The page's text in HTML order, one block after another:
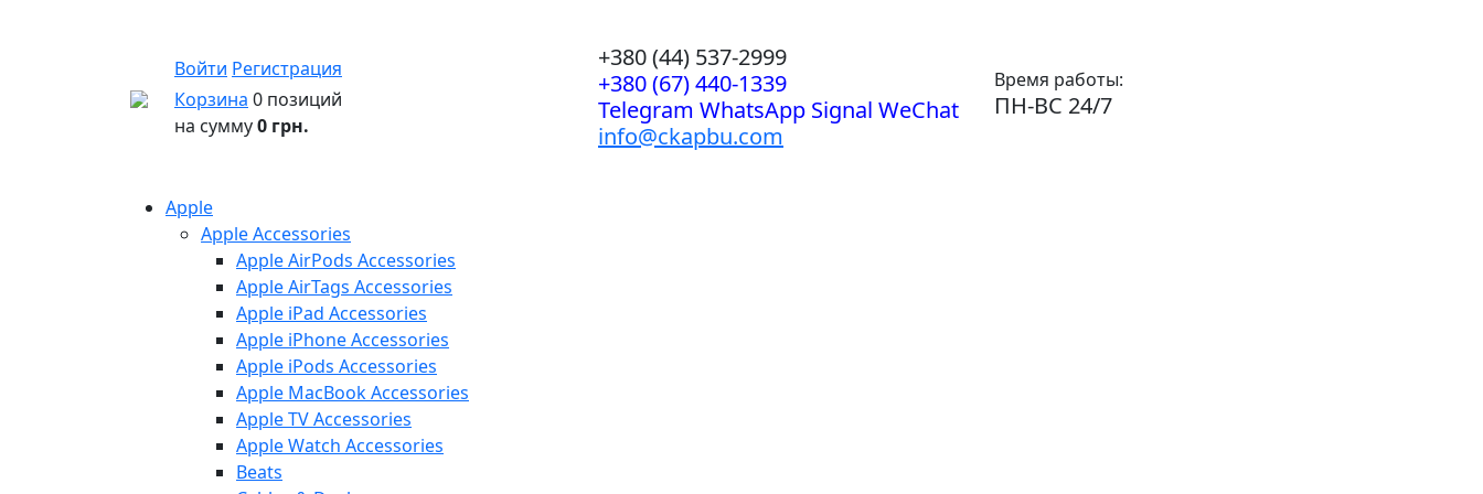
Войти Регистрация
Корзина 0 позиций
на сумму0 грн.
+380 (44) 537-2999
+380 (67) 440-1339
Telegram WhatsApp Signal WeChat
info@ckapbu.com
Время работы:
ПН-ВС 24/7
Apple
Apple Accessories
Apple AirPods Accessories
Apple AirTags Accessories
Apple iPad Accessories
Apple iPhone Accessories
Apple iPods Accessories
Apple MacBook Accessories
Apple TV Accessories
Apple Watch Accessories
Beats